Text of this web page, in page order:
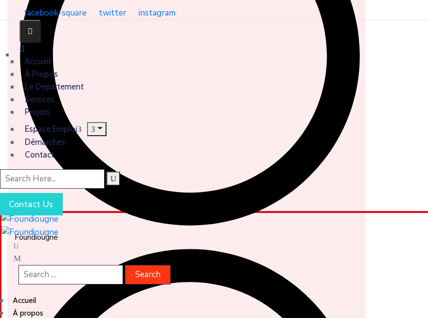
Foundiougne
facebook-square twitter instagram
Accueil
À Propos
Le Département
Services
Projets
Espace Emploi
Démarches
Contact
Contact Us
Accueil
À propos